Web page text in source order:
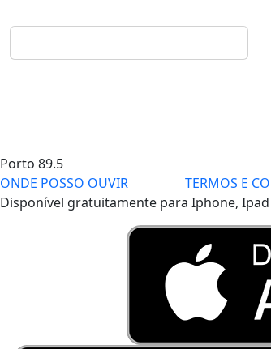
Porto 89.5
ONDE POSSO OUVIR
TERMOS E
Disponível gratuitamente para Iphone,